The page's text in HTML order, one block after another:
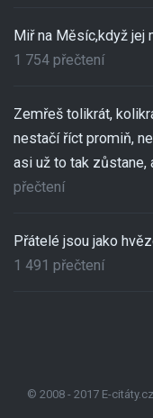
Miř na Měsíc,když jej
1 754 přečtení
Zemřeš tolikrát,
nestačí říct promiň,
asi už to tak zůstane,
přečtení
Přátelé jsou jako
1 491 přečtení
© 2008 - 2017 E-